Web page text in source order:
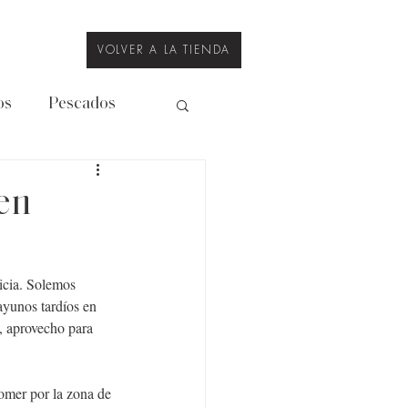
VOLVER A LA TIENDA
Pescados
Legumbres
Solemos
tardíos en
para
por la zona de